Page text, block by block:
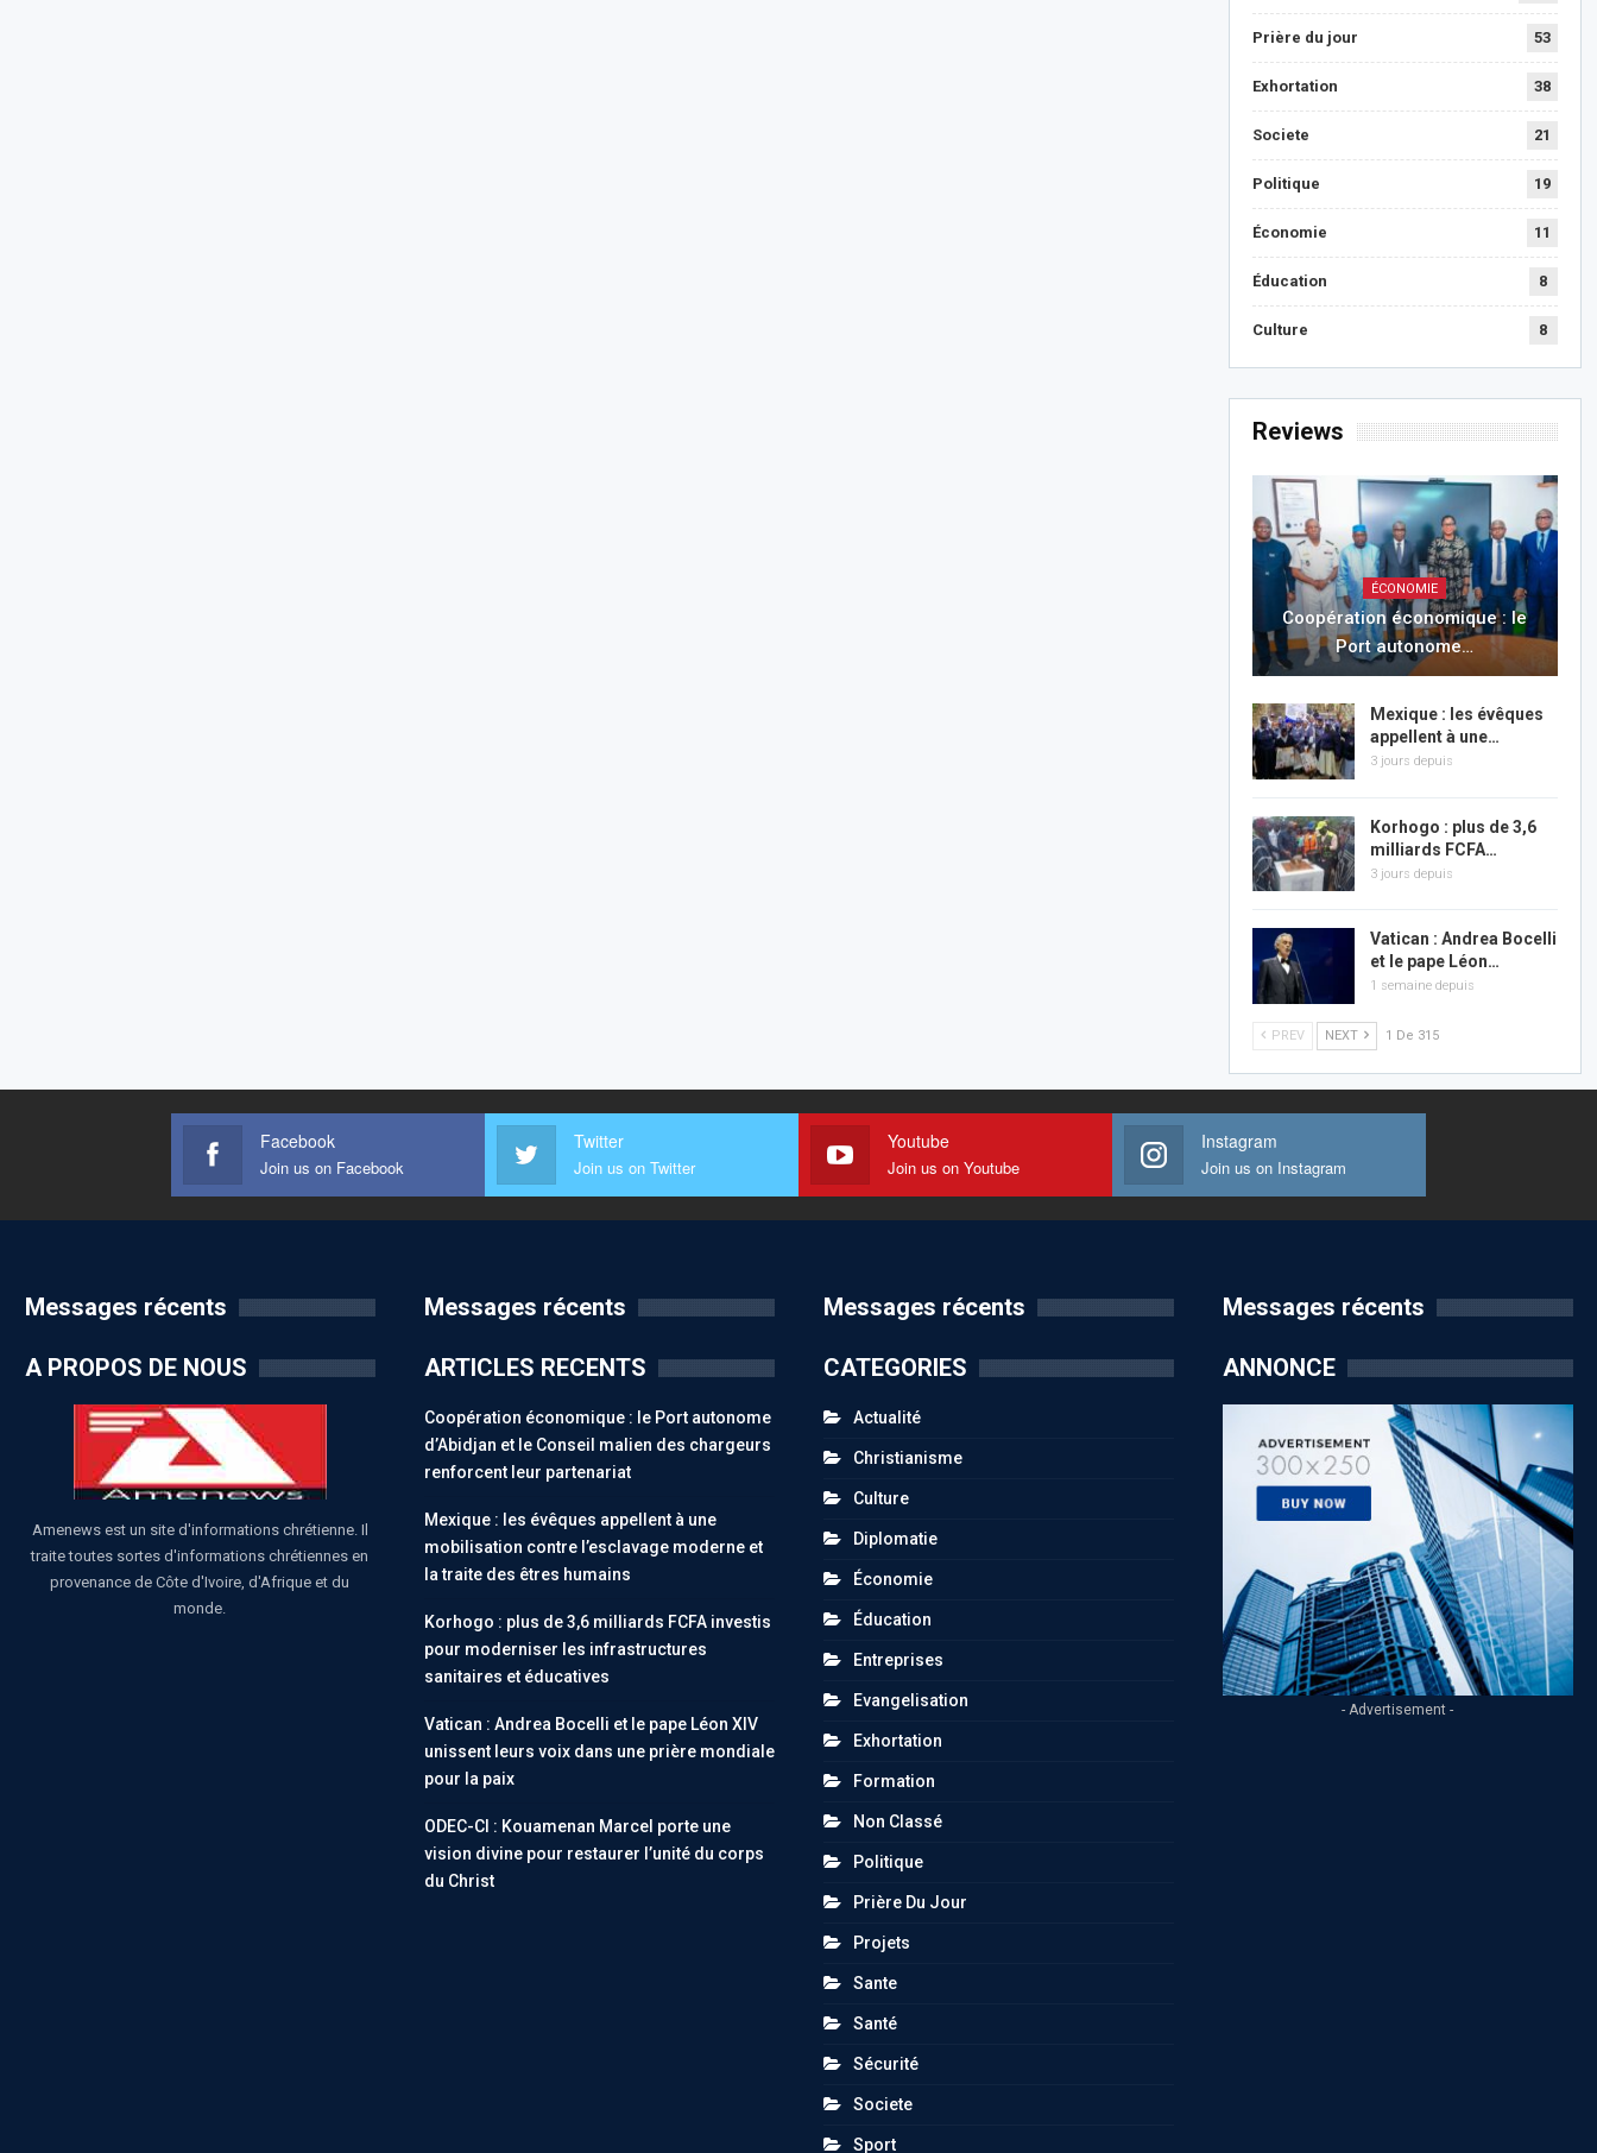
Prière du jour 53
Exhortation 38
Societe 21
Politique 19
Économie 11
Éducation 8
Culture 8
Reviews
ÉCONOMIE
Coopération économique : le
Port autonome…
Mexique : les évêques
appellent à une…
3 jours depuis
Korhogo : plus de 3,6
milliards FCFA…
3 jours depuis
Vatican : Andrea Bocelli
et le pape Léon…
1 semaine depuis
PREV NEXT 1 De 315
Facebook
Join us on Facebook
Twitter
Join us on Twitter
Youtube
Join us on Youtube
Instagram
Join us on Instagram
Messages récents
A PROPOS DE NOUS
Amenews est un site d'informations chrétienne. Il
traite toutes sortes d'informations chrétiennes en
provenance de Côte d'Ivoire, d'Afrique et du
monde.
Messages récents
ARTICLES RECENTS
Coopération économique : le Port autonome
d’Abidjan et le Conseil malien des chargeurs
renforcent leur partenariat
Mexique : les évêques appellent à une
mobilisation contre l’esclavage moderne et
la traite des êtres humains
Korhogo : plus de 3,6 milliards FCFA investis
pour moderniser les infrastructures
sanitaires et éducatives
Vatican : Andrea Bocelli et le pape Léon XIV
unissent leurs voix dans une prière mondiale
pour la paix
ODEC-CI : Kouamenan Marcel porte une
vision divine pour restaurer l’unité du corps
du Christ
Messages récents
CATEGORIES
Actualité
Christianisme
Culture
Diplomatie
Économie
Éducation
Entreprises
Evangelisation
Exhortation
Formation
Non Classé
Politique
Prière Du Jour
Projets
Sante
Santé
Sécurité
Societe
Sport
Messages récents
ANNONCE
- Advertisement -